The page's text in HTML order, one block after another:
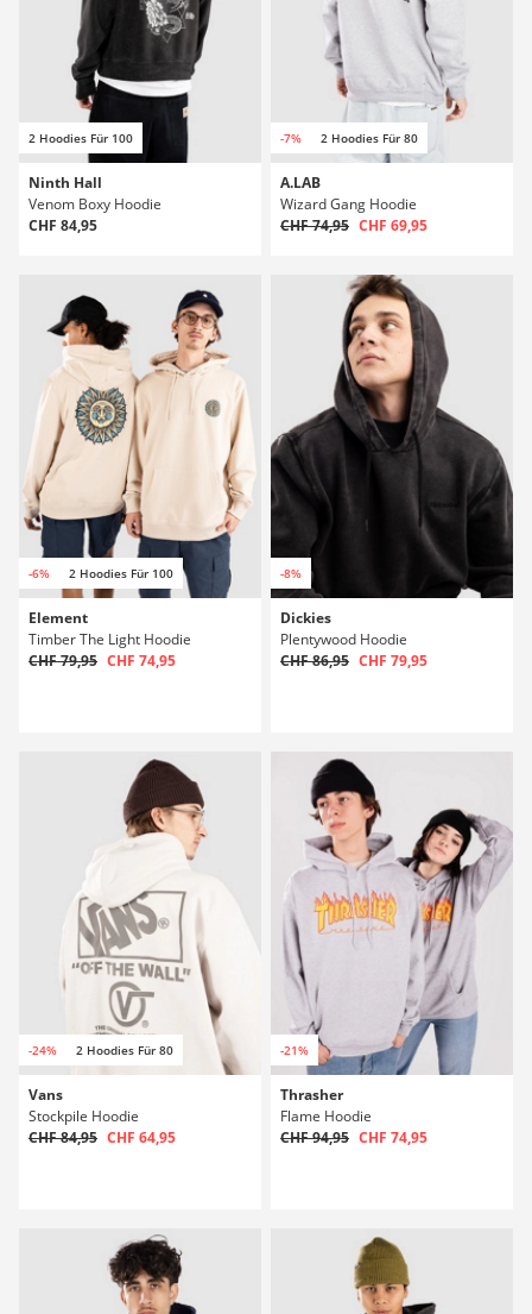
2 Hoodies Für 100
Ninth Hall
Venom Boxy Hoodie
CHF 84,95
-7% 2 Hoodies Für 80
A.LAB
Wizard Gang Hoodie
CHF 74,95 CHF 69,95
-6% 2 Hoodies Für 100
Element
Timber The Light Hoodie
CHF 79,95 CHF 74,95
-8%
Dickies
Plentywood Hoodie
CHF 86,95 CHF 79,95
-24% 2 Hoodies Für 80
Vans
Stockpile Hoodie
CHF 84,95 CHF 64,95
-21%
Thrasher
Flame Hoodie
CHF 94,95 CHF 74,95